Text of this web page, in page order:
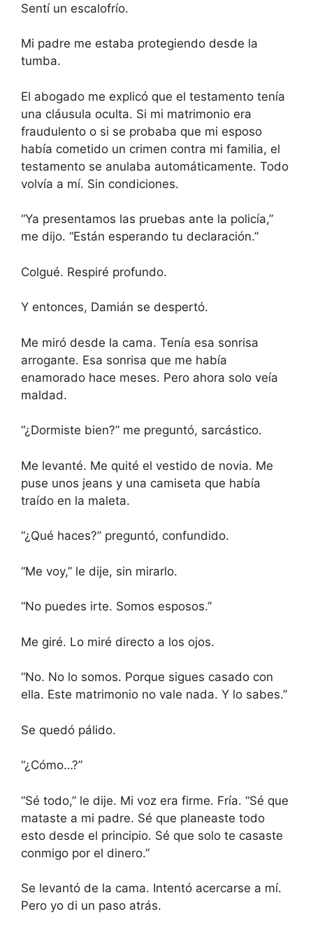
Sentí un escalofrío.
Mi padre me estaba protegiendo desde la
tumba.
El abogado me explicó que el testamento tenía
una cláusula oculta. Si mi matrimonio era
fraudulento o si se probaba que mi esposo
había cometido un crimen contra mi familia, el
testamento se anulaba automáticamente. Todo
volvía a mí. Sin condiciones.
“Ya presentamos las pruebas ante la policía,”
me dijo. “Están esperando tu declaración.”
Colgué. Respiré profundo.
Y entonces, Damián se despertó.
Me miró desde la cama. Tenía esa sonrisa
arrogante. Esa sonrisa que me había
enamorado hace meses. Pero ahora solo veía
maldad.
“¿Dormiste bien?” me preguntó, sarcástico.
Me levanté. Me quité el vestido de novia. Me
puse unos jeans y una camiseta que había
traído en la maleta.
“¿Qué haces?” preguntó, confundido.
“Me voy,” le dije, sin mirarlo.
“No puedes irte. Somos esposos.”
Me giré. Lo miré directo a los ojos.
“No. No lo somos. Porque sigues casado con
ella. Este matrimonio no vale nada. Y lo sabes.”
Se quedó pálido.
“¿Cómo…?”
“Sé todo,” le dije. Mi voz era firme. Fría. “Sé que
mataste a mi padre. Sé que planeaste todo
esto desde el principio. Sé que solo te casaste
conmigo por el dinero.”
Se levantó de la cama. Intentó acercarse a mí.
Pero yo di un paso atrás.